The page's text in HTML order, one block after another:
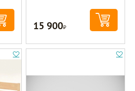
15 900Р